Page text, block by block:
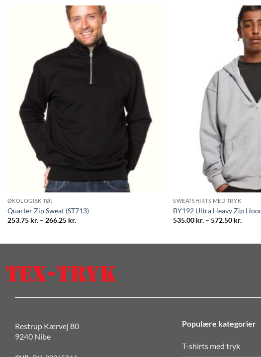
ØKOLOGISK TØJ
Quarter Zip Sweat (ST713)
253.75 kr. – 266.25 kr.
SWEATSHIRTS MED TRYK
BY192 Ultra Heavy Zip
535.00 kr. – 572.50 kr.
Restrup Kærvej 80
9240 Nibe
Populære kategorier
T-shirts med tryk